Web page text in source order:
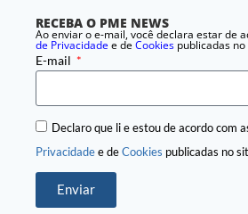
RECEBA O PME NEWS
Ao enviar o e-mail, você declara estar de
de Privacidadee deCookies publicadas
E-mail
Declaro que li e estou de acordo com
Privacidadee deCookies publicadas no
Enviar